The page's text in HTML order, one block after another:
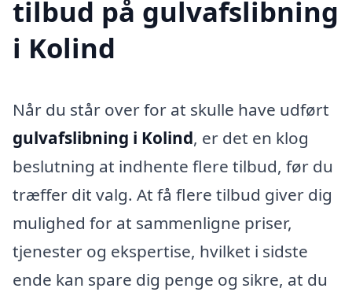
tilbud på gulvafslibning
i Kolind
Når du står over for at skulle have udført
gulvafslibning i Kolind, er det en klog
beslutning at indhente flere tilbud, før du
træffer dit valg. At få flere tilbud giver dig
mulighed for at sammenligne priser,
tjenester og ekspertise, hvilket i sidste
ende kan spare dig penge og sikre, at du